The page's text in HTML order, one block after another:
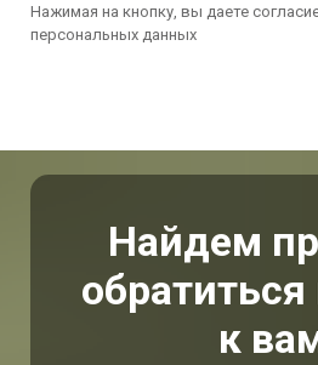
Нажимая на кнопку, вы даете
персональных данных
Найдем
к